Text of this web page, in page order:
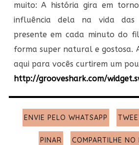
muito: A história gira em
influência dela na vida das
presente em cada minuto do
forma super natural e gostosa.
aqui para vocês curtirem um
http://grooveshark.com/
ENVIE PELO WHATSAPP
PINAR COMPARTILHE NO